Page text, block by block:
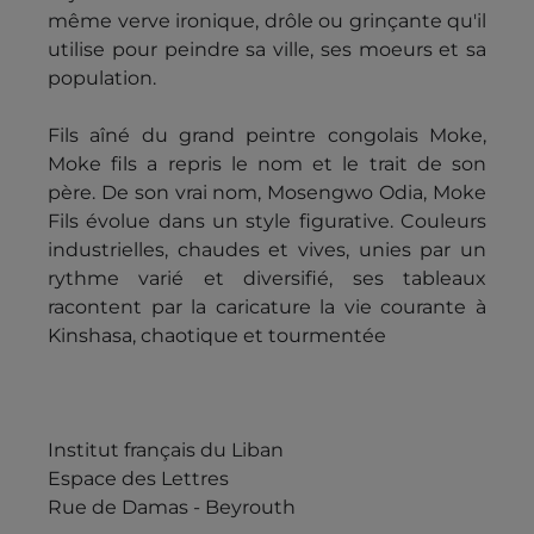
même verve ironique, drôle ou grinçante qu'il
utilise pour peindre sa ville, ses moeurs et sa
population.
Fils aîné du grand peintre congolais Moke,
Moke fils a repris le nom et le trait de son
père. De son vrai nom, Mosengwo Odia, Moke
Fils évolue dans un style figurative. Couleurs
industrielles, chaudes et vives, unies par un
rythme varié et diversifié, ses tableaux
racontent par la caricature la vie courante à
Kinshasa, chaotique et tourmentée
Institut français du Liban
Espace des Lettres
Rue de Damas - Beyrouth